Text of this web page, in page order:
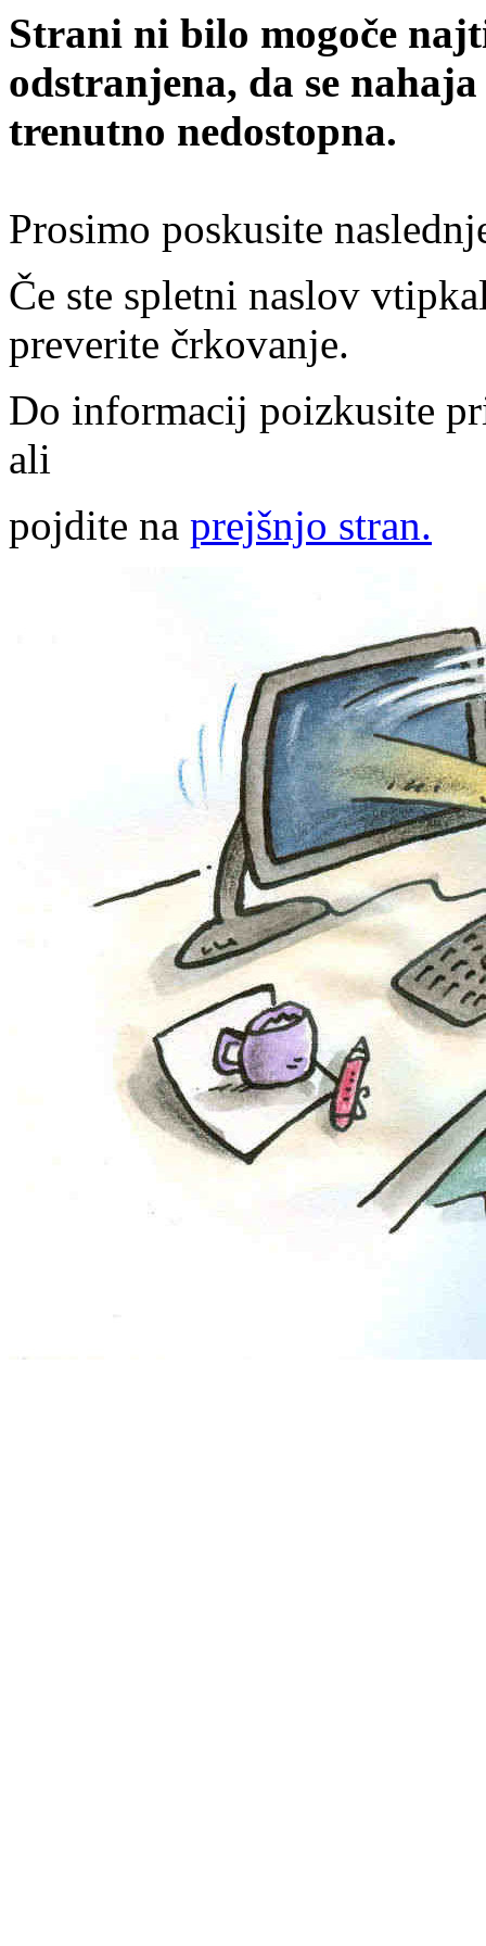
Strani ni bilo mogoče
odstranjena, da se
trenutno nedostopna.
Prosimo poskusite
Če ste spletni naslov
preverite črkovanje.
Do informacij poizkusite
ali
pojdite na prejšnjo stran.